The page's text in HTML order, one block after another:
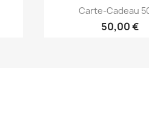
Aperçu
Carte-Cadeau
50,00 €